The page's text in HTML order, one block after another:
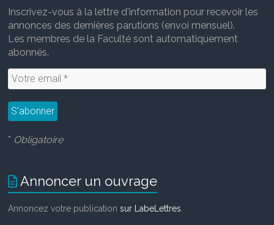
Inscrivez-vous à la lettre d'information pour recevoir les
annonces des dernières parutions (envoi mensuel).
Les membres de la Faculté sont automatiquement
abonnés.
* Obligatoire
Annoncer un ouvrage
Annoncez votre publicationsur LabeLettres